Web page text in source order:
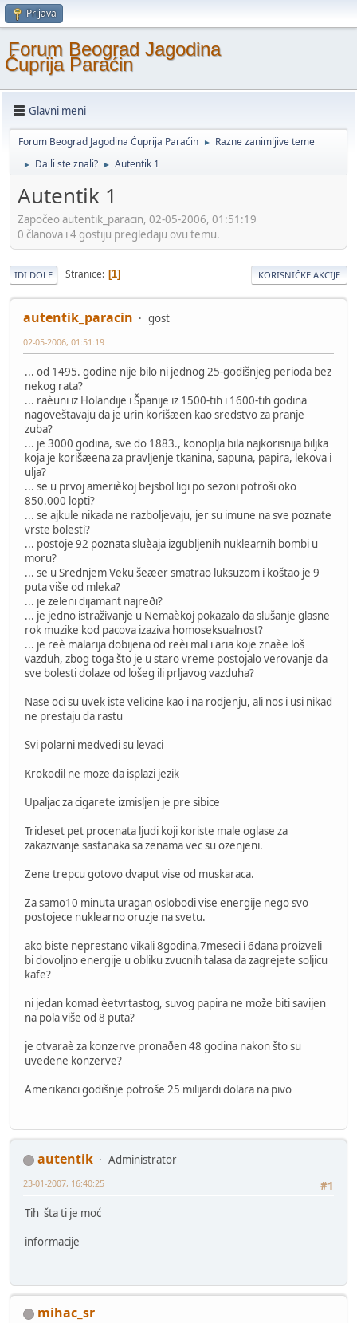
Prijava
Forum Beograd Jagodina
Ćuprija Paraćin
Glavni meni
Forum Beograd Jagodina Ćuprija Paraćin ► Razne zanimljive teme
► Da li ste znali? ► Autentik 1
Autentik 1
Započeo autentik_paracin, 02-05-2006, 01:51:19
0 članova i 4 gostiju pregledaju ovu temu.
IDI DOLE Stranice 1 KORISNIČKE AKCIJE
autentik_paracin gost
02-05-2006, 01:51:19
... od 1495. godine nije bilo ni jednog 25-godišnjeg perioda bez
nekog rata?
... raèuni iz Holandije i Španije iz 1500-tih i 1600-tih godina
nagoveštavaju da je urin korišæen kao sredstvo za pranje
zuba?
... je 3000 godina, sve do 1883., konoplja bila najkorisnija biljka
koja je korišæena za pravljenje tkanina, sapuna, papira, lekova i
ulja?
... se u prvoj amerièkoj bejsbol ligi po sezoni potroši oko
850.000 lopti?
... se ajkule nikada ne razboljevaju, jer su imune na sve poznate
vrste bolesti?
... postoje 92 poznata sluèaja izgubljenih nuklearnih bombi u
moru?
... se u Srednjem Veku šeæer smatrao luksuzom i koštao je 9
puta više od mleka?
... je zeleni dijamant najreði?
... je jedno istraživanje u Nemaèkoj pokazalo da slušanje glasne
rok muzike kod pacova izaziva homoseksualnost?
... je reè malarija dobijena od reèi mal i aria koje znaèe loš
vazduh, zbog toga što je u staro vreme postojalo verovanje da
sve bolesti dolaze od lošeg ili prljavog vazduha?
Nase oci su uvek iste velicine kao i na rodjenju, ali nos i usi nikad
ne prestaju da rastu
Svi polarni medvedi su levaci
Krokodil ne moze da isplazi jezik
Upaljac za cigarete izmisljen je pre sibice
Trideset pet procenata ljudi koji koriste male oglase za
zakazivanje sastanaka sa zenama vec su ozenjeni.
Zene trepcu gotovo dvaput vise od muskaraca.
Za samo10 minuta uragan oslobodi vise energije nego svo
postojece nuklearno oruzje na svetu.
ako biste neprestano vikali 8godina,7meseci i 6dana proizveli
bi dovoljno energije u obliku zvucnih talasa da zagrejete soljicu
kafe?
ni jedan komad èetvrtastog, suvog papira ne može biti savijen
na pola više od 8 puta?
je otvaraè za konzerve pronaðen 48 godina nakon što su
uvedene konzerve?
Amerikanci godišnje potroše 25 milijardi dolara na pivo
autentik
Administrator
#1
23-01-2007, 16:40:25
Tih šta ti je moć
informacije
mihac_sr